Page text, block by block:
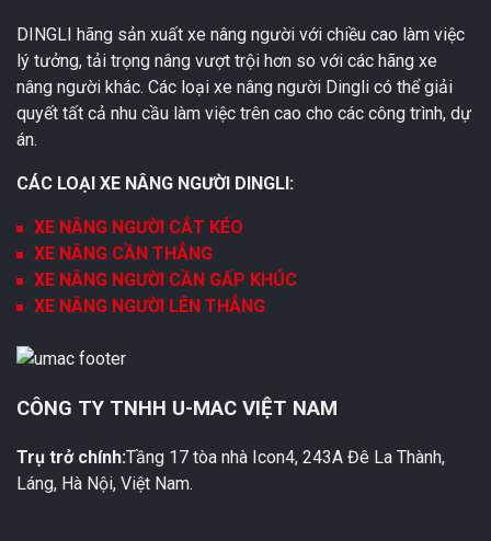
DINGLI hãng sản xuất xe nâng người với chiều cao làm việc
lý tưởng, tải trọng nâng vượt trội hơn so với các hãng xe
nâng người khác. Các loại xe nâng người Dingli có thể giải
quyết tất cả nhu cầu làm việc trên cao cho các công trình, dự
án.
CÁC LOẠI XE NÂNG NGƯỜI DINGLI:
XE NÂNG NGƯỜI CẮT KÉO
XE NÂNG CẦN THẲNG
XE NÂNG NGƯỜI CẦN GẤP KHÚC
XE NÂNG NGƯỜI LÊN THẲNG
CÔNG TY TNHH U-MAC VIỆT NAM
Trụ trở chính:Tầng 17 tòa nhà Icon4, 243A Đê La Thành,
Láng, Hà Nội, Việt Nam.